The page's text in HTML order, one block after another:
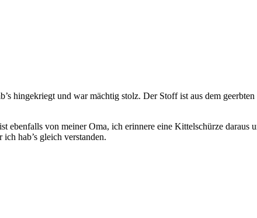
hingekriegt und war mächtig stolz. Der Stoff ist aus dem
von meiner Oma, ich erinnere eine Kittelschürze daraus
hab’s gleich verstanden.